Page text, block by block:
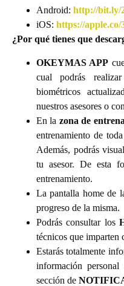
Android: http://bit.ly/
iOS: https://
¿Por qué tienes que
OKEYMAS APP
cual podrás
biométricos
nuestros asesores o
En la zona de
entrenamiento de
Además, podrás
tu asesor. De esta
entrenamiento.
La pantalla home de
progreso de la misma.
Podrás consultar los
técnicos que imparten
Estarás totalmente
información
sección de